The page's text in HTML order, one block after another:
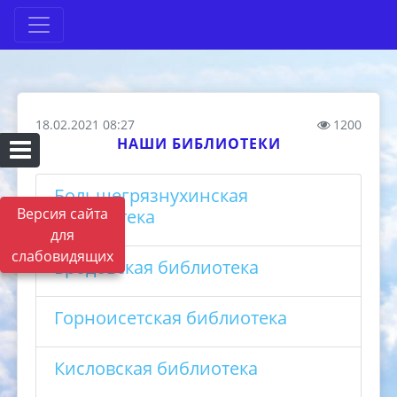
Версия сайта
для
слабовидящих
18.02.2021 08:27 1200
НАШИ БИБЛИОТЕКИ
Большегрязнухинская
библиотека
Бродовская библиотека
Горноисетская библиотека
Кисловская библиотека